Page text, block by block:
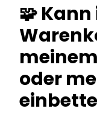
🧩
oder